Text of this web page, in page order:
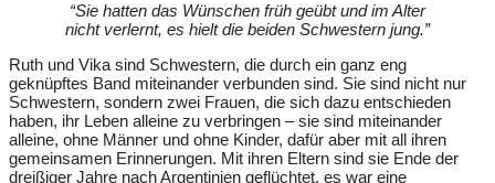
“Sie hatten das Wünschen früh geübt und im Alter
nicht verlernt, es hielt die beiden Schwestern jung.”
Ruth und Vika sind Schwestern, die durch ein ganz eng
geknüpftes Band miteinander verbunden sind. Sie sind nicht nur
Schwestern, sondern zwei Frauen, die sich dazu entschieden
haben, ihr Leben alleine zu verbringen – sie sind miteinander
alleine, ohne Männer und ohne Kinder, dafür aber mit all ihren
gemeinsamen Erinnerungen. Mit ihren Eltern sind sie Ende der
dreißiger Jahre nach Argentinien geflüchtet, es war eine